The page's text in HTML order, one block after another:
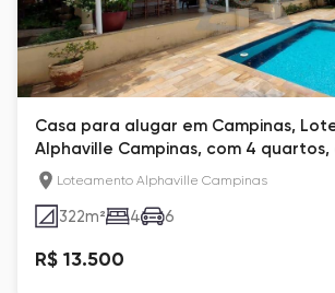
Casa para alugar em Campinas,
Alphaville Campinas, com 4 quartos,
Loteamento Alphaville Campinas
322m² 4 6
R$ 13.500